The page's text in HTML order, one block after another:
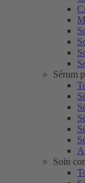
Sérum
Soin